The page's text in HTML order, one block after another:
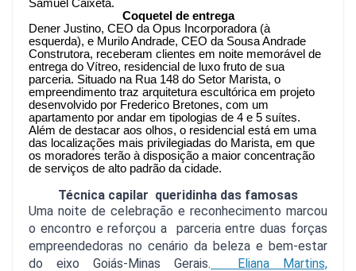
Samuel Caixeta.
Coquetel de entrega
Dener Justino, CEO da Opus Incorporadora (à
esquerda), e Murilo Andrade, CEO da Sousa Andrade
Construtora, receberam clientes em noite memorável de
entrega do Vítreo, residencial de luxo fruto de sua
parceria. Situado na Rua 148 do Setor Marista, o
empreendimento traz arquitetura escultórica em projeto
desenvolvido por Frederico Bretones, com um
apartamento por andar em tipologias de 4 e 5 suítes.
Além de destacar aos olhos, o residencial está em uma
das localizações mais privilegiadas do Marista, em que
os moradores terão à disposição a maior concentração
de serviços de alto padrão da cidade.
Técnica capilar queridinha das famosas
Uma noite de celebração e reconhecimento marcou
o encontro e reforçou a  parceria entre duas forças
empreendedoras no cenário da beleza e bem-estar
do eixo Goiás-Minas Gerais. Eliana Martins,